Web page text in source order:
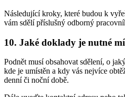
Následující kroky, které budou k
vám sdělí příslušný odborný
10. Jaké doklady je nutné
Podnět musí obsahovat sdělení, o
kde je umístěn a kdy vás nejvíce
denní či noční době.